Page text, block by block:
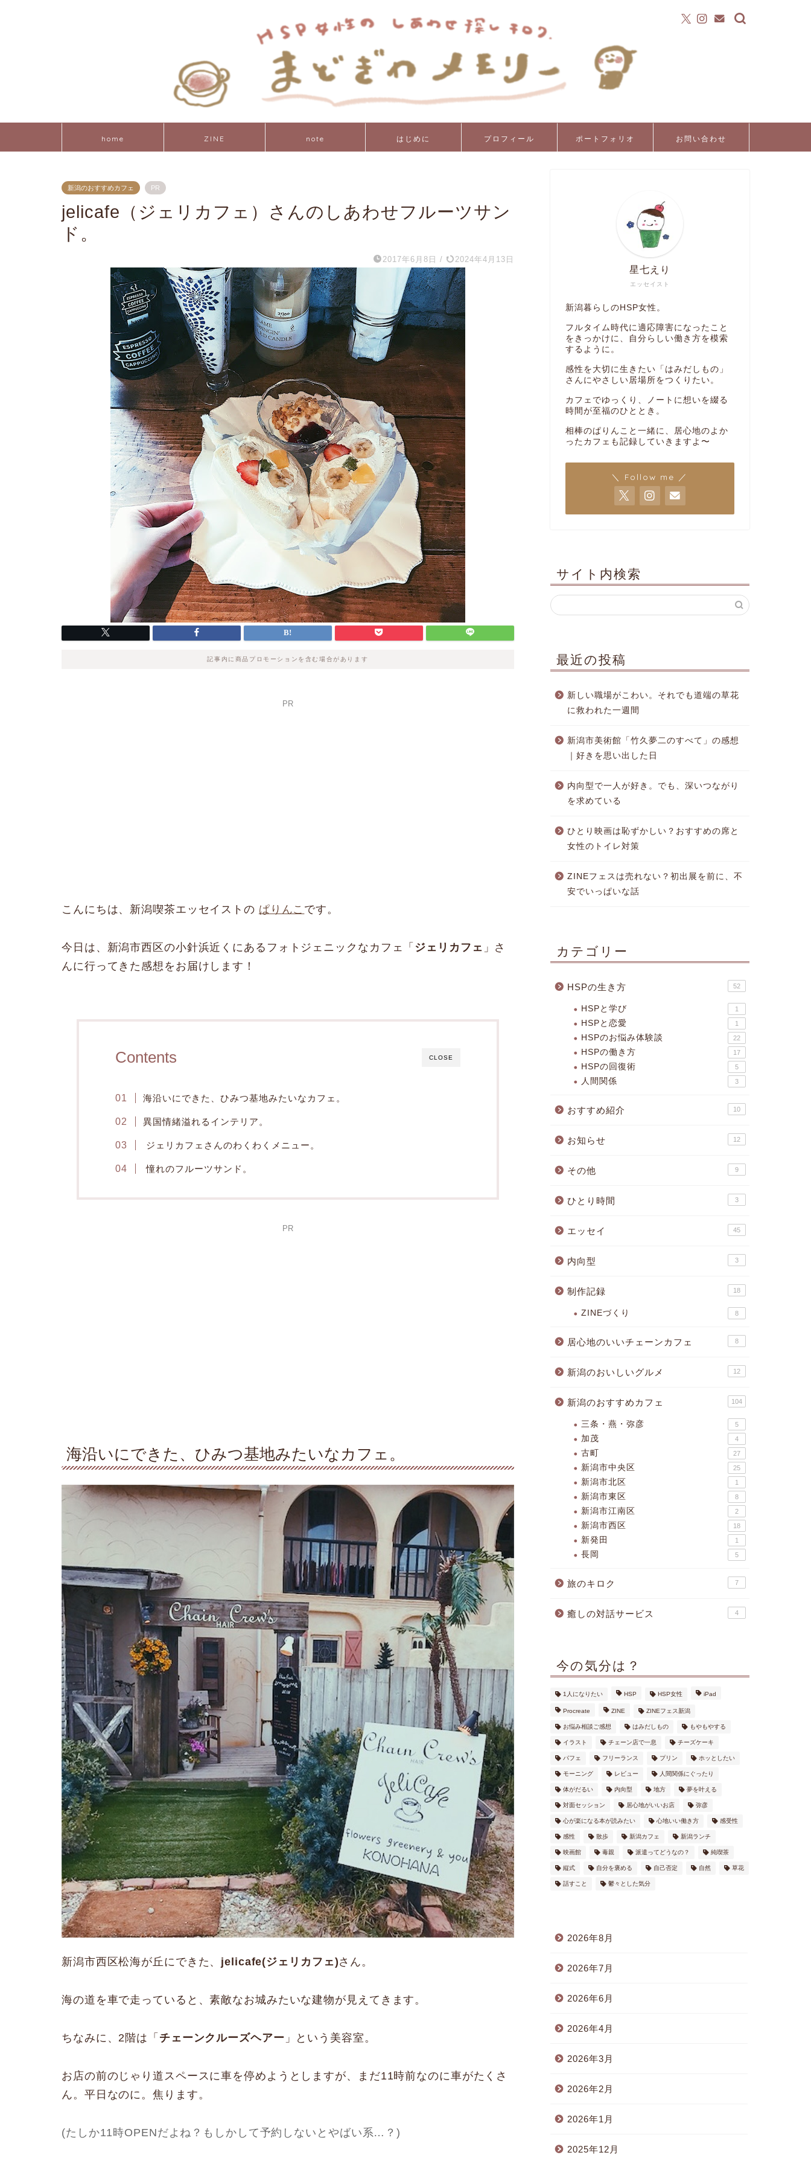
home ZINE note はじめに プロフィール ポートフォリオ お問い合わせ
新潟のおすすめカフェ PR
jelicafe（ジェリカフェ）さんのしあわせフルーツサン
ド。
2017年6月8日 / 2024年4月13日
記事内に商品プロモーションを含む場合があります
PR
こんにちは、新潟喫茶エッセイストの ぱりんこ です。
今日は、新潟市西区の小針浜近くにあるフォトジェニックなカフェ「 ジェリカフェ 」さ
んに行ってきた感想をお届けします！
CLOSE
Contents
海沿いにできた、ひみつ基地みたいなカフェ。
異国情緒溢れるインテリア。
ジェリカフェさんのわくわくメニュー。
憧れのフルーツサンド。
PR
海沿いにできた、ひみつ基地みたいなカフェ。
新潟市西区松海が丘にできた、 jelicafe(ジェリカフェ)さん。
海の道を車で走っていると、素敵なお城みたいな建物が見えてきます。
ちなみに、2階は「 チェーンクルーズヘアー 」という美容室。
お店の前のじゃり道スペースに車を停めようとしますが、まだ11時前なのに車がたくさ
ん。平日なのに。焦ります。
(たしか11時OPENだよね？もしかして予約しないとやばい系…？)
エッセイスト
星七えり
新潟暮らしのHSP女性。
フルタイム時代に適応障害になったこと
をきっかけに、自分らしい働き方を模索
するように。
感性を大切に生きたい「はみだしもの」
さんにやさしい居場所をつくりたい。
カフェでゆっくり、ノートに想いを綴る
時間が至福のひととき。
相棒のぱりんこと一緒に、居心地のよか
ったカフェも記録していきますよ〜
＼ Follow me ／
サイト内検索
最近の投稿
新しい職場がこわい。それでも道端の草花
に救われた一週間
新潟市美術館「竹久夢二のすべて」の感想
｜好きを思い出した日
内向型で一人が好き。でも、深いつながり
を求めている
ひとり映画は恥ずかしい？おすすめの席と
女性のトイレ対策
ZINEフェスは売れない？初出展を前に、不
安でいっぱいな話
カテゴリー
HSPの生き方 52
HSPと学び 1
HSPと恋愛 1
HSPのお悩み体験談 22
HSPの働き方 17
HSPの回復術 5
人間関係 3
おすすめ紹介 10
お知らせ 12
その他 9
ひとり時間 3
エッセイ 45
内向型 3
制作記録 18
ZINEづくり 8
居心地のいいチェーンカフェ 8
新潟のおいしいグルメ 12
新潟のおすすめカフェ 104
三条・燕・弥彦 5
加茂 4
古町 27
新潟市中央区 25
新潟市北区 1
新潟市東区 8
新潟市江南区 2
新潟市西区 18
新発田 1
長岡 5
旅のキロク 7
癒しの対話サービス 4
今の気分は？
1人になりたい HSP HSP女性 iPad
Procreate ZINE ZINEフェス新潟
お悩み相談ご感想 はみだしもの もやもやする
イラスト チェーン店で一息 チーズケーキ
パフェ フリーランス プリン ホッとしたい
モーニング レビュー 人間関係にぐったり
体がだるい 内向型 地方 夢を叶える
対面セッション 居心地がいいお店 弥彦
心が楽になる本が読みたい 心地いい働き方 感受性
感性 散歩 新潟カフェ 新潟ランチ
映画館 毒親 派遣ってどうなの？ 純喫茶
縦式 自分を褒める 自己否定 自然 草花
話すこと 鬱々とした気分
2026年8月
2026年7月
2026年6月
2026年4月
2026年3月
2026年2月
2026年1月
2025年12月